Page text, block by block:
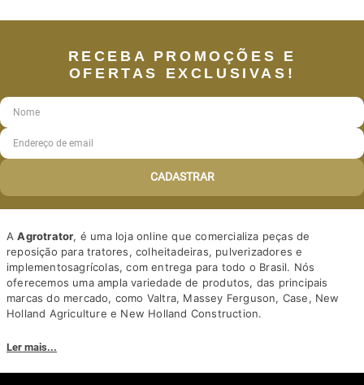
RECEBA PROMOÇÕES E
OFERTAS EXCLUSIVAS!
CADASTRAR
AAgrotrator, é uma loja online que comercializa peças de
reposição para tratores, colheitadeiras, pulverizadores e
implementosagrícolas, com entrega para todo o Brasil. Nós
oferecemos uma ampla variedade de produtos, das principais
marcas do mercado, como Valtra, Massey Ferguson, Case, New
Holland Agriculture e New Holland Construction.
competitivos. Nós também oferecemos um atendimento
personalizado, com equipe de profissionais altamente capacitados
Ler mais...